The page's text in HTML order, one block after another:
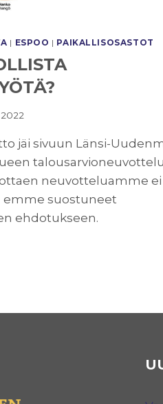
| ESPOO | PAIKALLISOSASTOT
jäi sivuun Länsi-
neuvotteluamme ei
emme suostuneet
ehdotukseen.